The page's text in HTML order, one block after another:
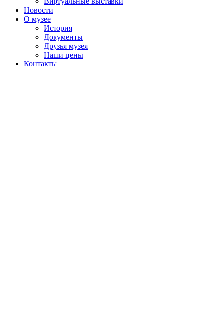
Новости
О музее
История
Документы
Друзья музея
Наши цены
Контакты